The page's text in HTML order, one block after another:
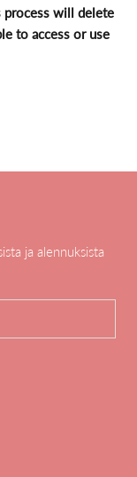
process will delete
to access or use
ja alennuksista